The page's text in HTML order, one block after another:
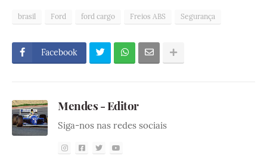
brasil Ford ford cargo Freios ABS Segurança
Facebook
Mendes - Editor
Siga-nos nas redes sociais